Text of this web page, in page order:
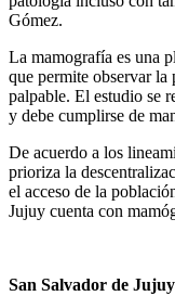
Gómez.
La mamografía es una
que permite observar la
palpable. El estudio se
y debe cumplirse de
De acuerdo a los
prioriza la
el acceso de la
Jujuy cuenta con
San Salvador de Jujuy